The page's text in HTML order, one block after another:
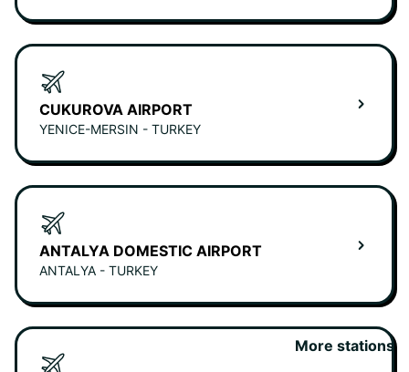
CUKUROVA AIRPORT
YENICE-MERSIN - TURKEY
ANTALYA DOMESTIC AIRPORT
ANTALYA - TURKEY
More stations